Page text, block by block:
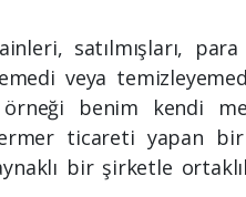
satılmışları,
veya
benim kendi
ticareti yapan
bir şirketle